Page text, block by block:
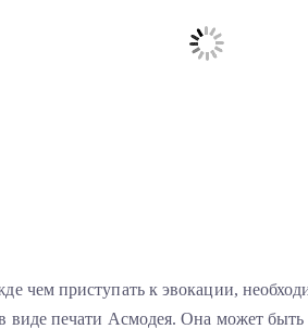
чем приступать к эвокации,
виде печати Асмодея. Она может